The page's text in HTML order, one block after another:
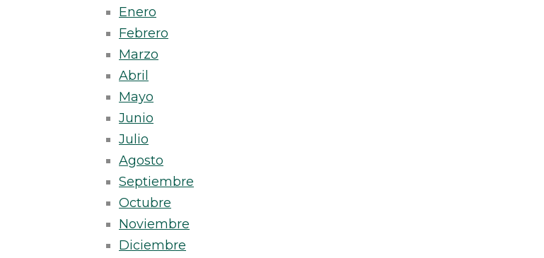
Enero
Febrero
Marzo
Abril
Mayo
Junio
Julio
Agosto
Septiembre
Octubre
Noviembre
Diciembre